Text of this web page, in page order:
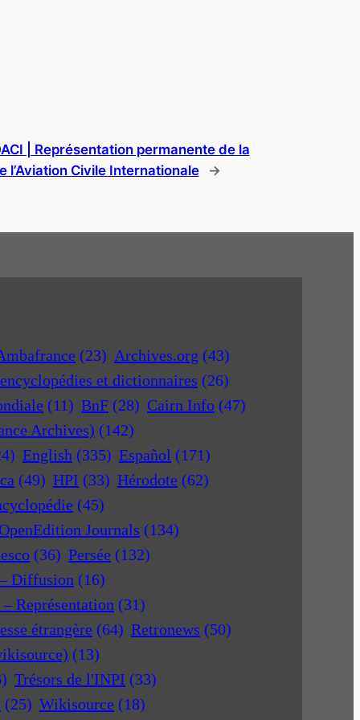
| Représentation permanente de la
l’Aviation Civile Internationale
→
(23) Archives.org (43)
et dictionnaires (26)
(11) BnF (28) Cairn Info (47)
Archives) (142)
English (335) Español (171)
(49) HPI (33) Hérodote (62)
(45)
Journals (134)
(36) Persée (132)
Diffusion (16)
Représentation (31)
étrangère (64) Retronews (50)
(13)
Trésors de l'INPI (33)
(25) Wikisource (18)